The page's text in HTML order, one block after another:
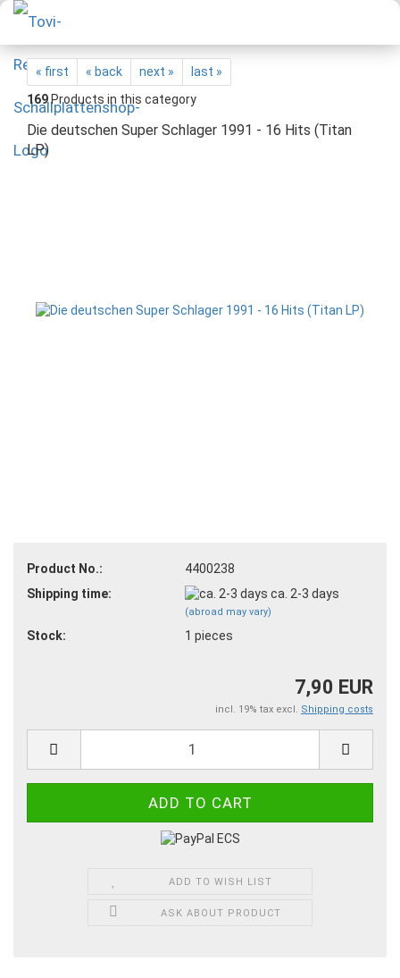
« first « back next »
last »
169Products in this category
Die deutschen Super Schlager 1991 - 16 Hits (Titan
LP)
Product No.:
4400238
Shipping time:
ca. 2-3 days
(abroad may vary)
Stock: 1 pieces
7,90 EUR
incl. 19% tax excl. Shipping costs
ADD TO WISH LIST
ASK ABOUT PRODUCT